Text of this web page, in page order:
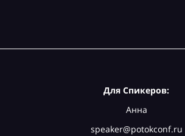
Для Спикеров:
Анна
speaker@potokconf.ru